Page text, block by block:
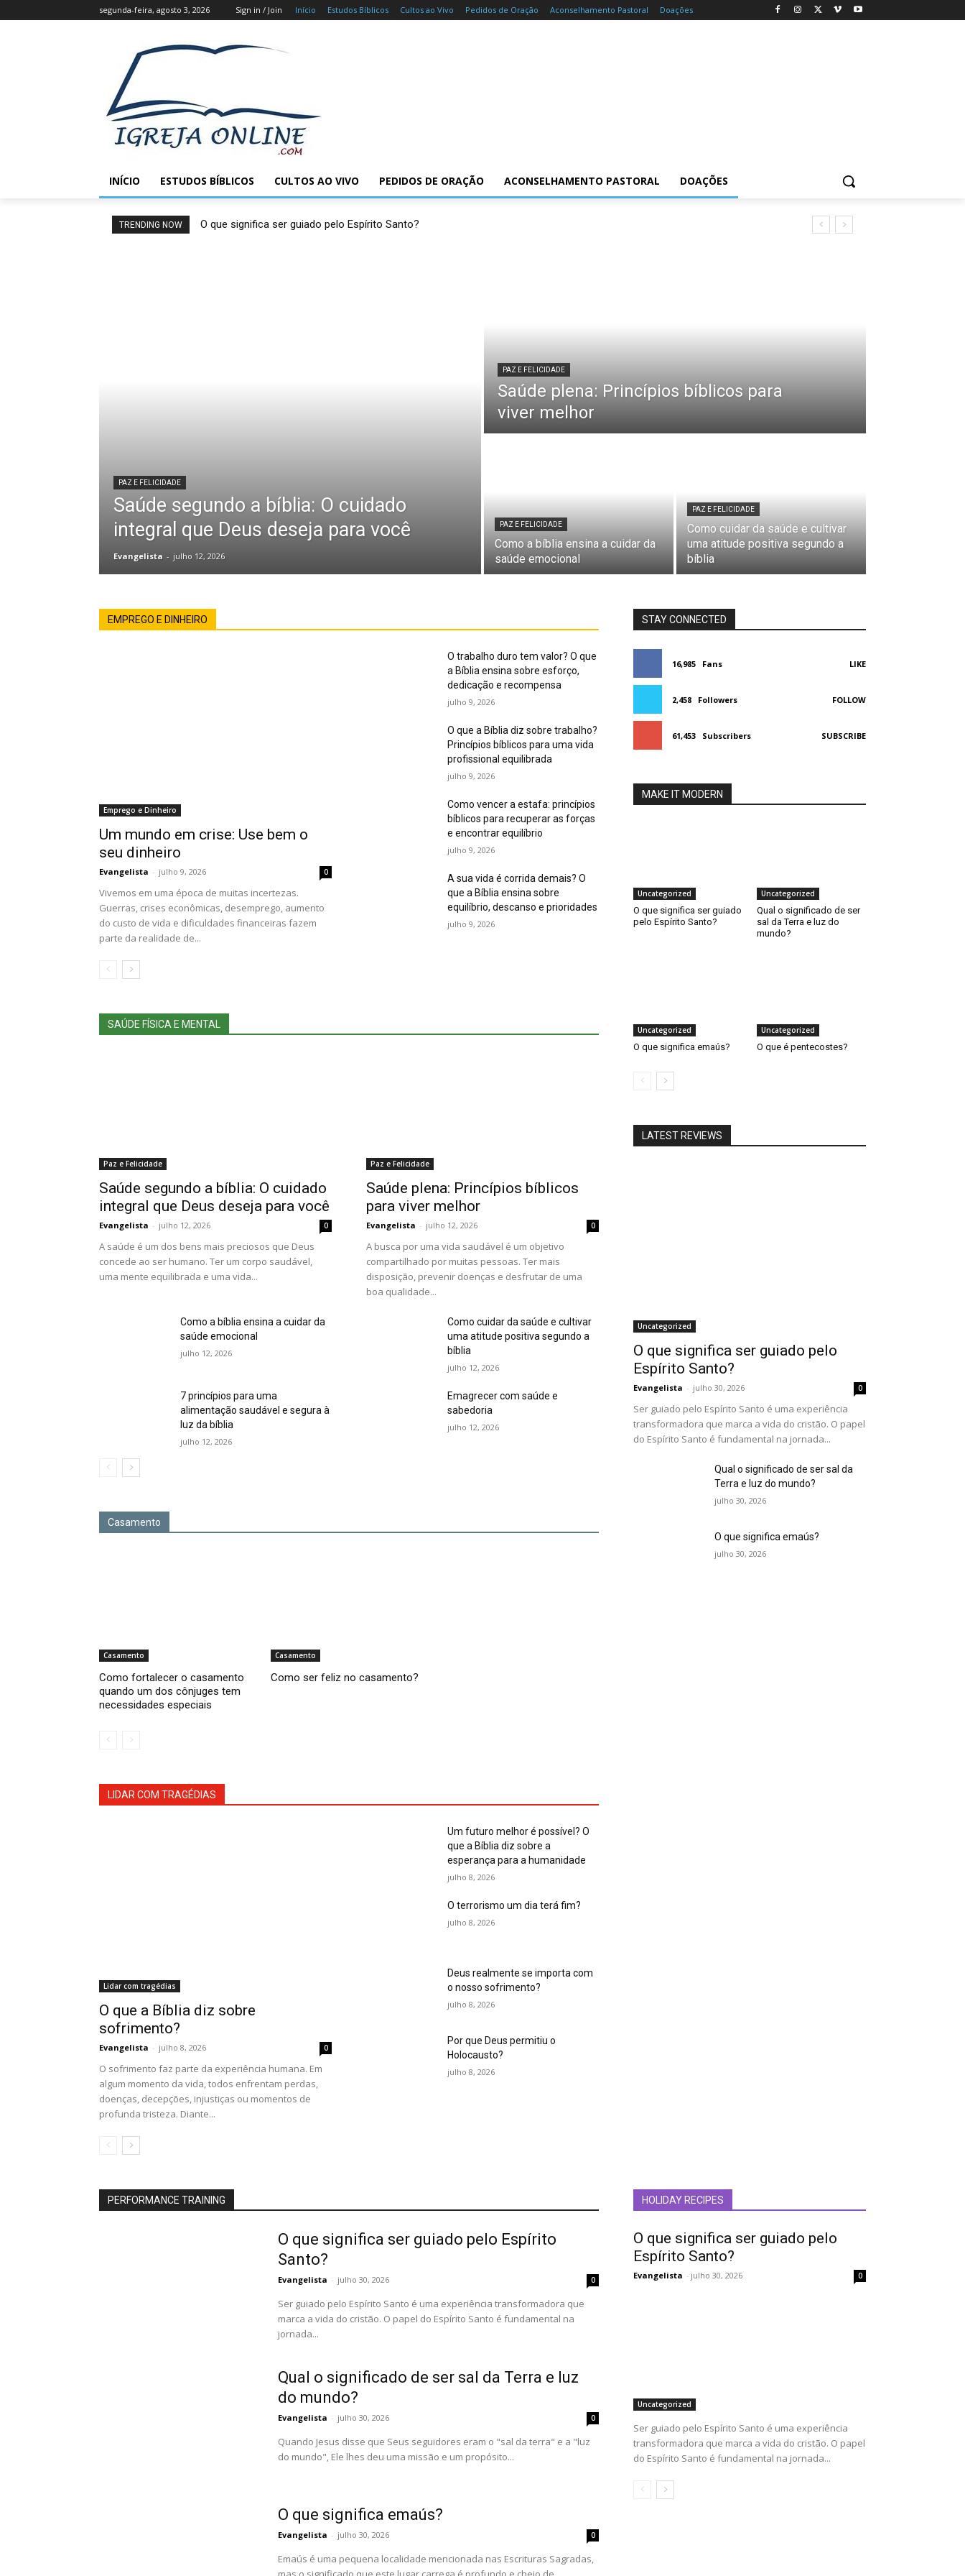
segunda-feira, agosto 3, 2026 Sign in / Join Início Estudos Bíblicos Cultos ao Vivo Pedidos de Oração Aconselhamento Pastoral Doações
INÍCIO ESTUDOS BÍBLICOS CULTOS AO VIVO PEDIDOS DE ORAÇÃO ACONSELHAMENTO PASTORAL DOAÇÕES
TRENDING NOW O que significa ser guiado pelo Espírito Santo?
PAZ E FELICIDADE
Saúde segundo a bíblia: O cuidado
integral que Deus deseja para você
Evangelista - julho 12, 2026
PAZ E FELICIDADE
Saúde plena: Princípios bíblicos para
viver melhor
PAZ E FELICIDADE
Como a bíblia ensina a cuidar da
saúde emocional
PAZ E FELICIDADE
Como cuidar da saúde e cultivar
uma atitude positiva segundo a
bíblia
EMPREGO E DINHEIRO
Emprego e Dinheiro
Um mundo em crise: Use bem o
seu dinheiro
Evangelista - julho 9, 2026 0
Vivemos em uma época de muitas incertezas.
Guerras, crises econômicas, desemprego, aumento
do custo de vida e dificuldades financeiras fazem
parte da realidade de...
O trabalho duro tem valor? O que
a Bíblia ensina sobre esforço,
dedicação e recompensa
julho 9, 2026
O que a Bíblia diz sobre trabalho?
Princípios bíblicos para uma vida
profissional equilibrada
julho 9, 2026
Como vencer a estafa: princípios
bíblicos para recuperar as forças
e encontrar equilíbrio
julho 9, 2026
A sua vida é corrida demais? O
que a Bíblia ensina sobre
equilíbrio, descanso e prioridades
julho 9, 2026
SAÚDE FÍSICA E MENTAL
Paz e Felicidade
Saúde segundo a bíblia: O cuidado
integral que Deus deseja para você
Evangelista - julho 12, 2026 0
A saúde é um dos bens mais preciosos que Deus
concede ao ser humano. Ter um corpo saudável,
uma mente equilibrada e uma vida...
Paz e Felicidade
Saúde plena: Princípios bíblicos
para viver melhor
Evangelista - julho 12, 2026 0
A busca por uma vida saudável é um objetivo
compartilhado por muitas pessoas. Ter mais
disposição, prevenir doenças e desfrutar de uma
boa qualidade...
Como a bíblia ensina a cuidar da
saúde emocional
julho 12, 2026
Como cuidar da saúde e cultivar
uma atitude positiva segundo a
bíblia
julho 12, 2026
7 princípios para uma
alimentação saudável e segura à
luz da bíblia
julho 12, 2026
Emagrecer com saúde e
sabedoria
julho 12, 2026
Casamento
Casamento
Como fortalecer o casamento
quando um dos cônjuges tem
necessidades especiais
Casamento
Como ser feliz no casamento?
LIDAR COM TRAGÉDIAS
Lidar com tragédias
O que a Bíblia diz sobre
sofrimento?
Evangelista - julho 8, 2026 0
O sofrimento faz parte da experiência humana. Em
algum momento da vida, todos enfrentam perdas,
doenças, decepções, injustiças ou momentos de
profunda tristeza. Diante...
Um futuro melhor é possível? O
que a Bíblia diz sobre a
esperança para a humanidade
julho 8, 2026
O terrorismo um dia terá fim?
julho 8, 2026
Deus realmente se importa com
o nosso sofrimento?
julho 8, 2026
Por que Deus permitiu o
Holocausto?
julho 8, 2026
STAY CONNECTED
16,985 Fans LIKE
2,458 Followers FOLLOW
61,453 Subscribers SUBSCRIBE
MAKE IT MODERN
Uncategorized
O que significa ser guiado
pelo Espírito Santo?
Uncategorized
Qual o significado de ser
sal da Terra e luz do
mundo?
Uncategorized
O que significa emaús?
Uncategorized
O que é pentecostes?
LATEST REVIEWS
Uncategorized
O que significa ser guiado pelo
Espírito Santo?
Evangelista - julho 30, 2026 0
Ser guiado pelo Espírito Santo é uma experiência
transformadora que marca a vida do cristão. O papel
do Espírito Santo é fundamental na jornada...
Qual o significado de ser sal da
Terra e luz do mundo?
julho 30, 2026
O que significa emaús?
julho 30, 2026
PERFORMANCE TRAINING
O que significa ser guiado pelo Espírito
Santo?
Evangelista - julho 30, 2026 0
Ser guiado pelo Espírito Santo é uma experiência transformadora que
marca a vida do cristão. O papel do Espírito Santo é fundamental na
jornada...
Qual o significado de ser sal da Terra e luz
do mundo?
Evangelista - julho 30, 2026 0
Quando Jesus disse que Seus seguidores eram o "sal da terra" e a "luz
do mundo", Ele lhes deu uma missão e um propósito...
O que significa emaús?
Evangelista - julho 30, 2026 0
Emaús é uma pequena localidade mencionada nas Escrituras Sagradas,
HOLIDAY RECIPES
O que significa ser guiado pelo
Espírito Santo?
Evangelista - julho 30, 2026 0
Uncategorized
Ser guiado pelo Espírito Santo é uma experiência
transformadora que marca a vida do cristão. O papel
do Espírito Santo é fundamental na jornada...